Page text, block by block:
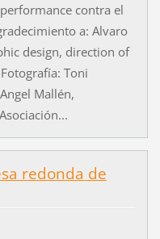
contra el
a: Alvaro
design, direction of
Toni
Mallén,
redonda de